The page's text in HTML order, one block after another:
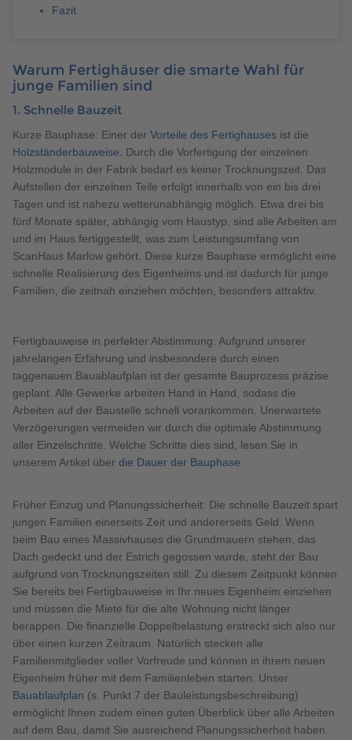
Fazit
Warum Fertighäuser die smarte Wahl für
junge Familien sind
1. Schnelle Bauzeit
Kurze Bauphase: Einer der Vorteile des Fertighauses ist die
Holzständerbauweise . Durch die Vorfertigung der einzelnen
Holzmodule in der Fabrik bedarf es keiner Trocknungszeit. Das
Aufstellen der einzelnen Teile erfolgt innerhalb von ein bis drei
Tagen und ist nahezu wetterunabhängig möglich. Etwa drei bis
fünf Monate später, abhängig vom Haustyp, sind alle Arbeiten am
und im Haus fertiggestellt, was zum Leistungsumfang von
ScanHaus Marlow gehört. Diese kurze Bauphase ermöglicht eine
schnelle Realisierung des Eigenheims und ist dadurch für junge
Familien, die zeitnah einziehen möchten, besonders attraktiv.
Fertigbauweise in perfekter Abstimmung: Aufgrund unserer
jahrelangen Erfahrung und insbesondere durch einen
taggenauen Bauablaufplan ist der gesamte Bauprozess präzise
geplant. Alle Gewerke arbeiten Hand in Hand, sodass die
Arbeiten auf der Baustelle schnell vorankommen. Unerwartete
Verzögerungen vermeiden wir durch die optimale Abstimmung
aller Einzelschritte. Welche Schritte dies sind, lesen Sie in
unserem Artikel über die Dauer der Bauphase
Früher Einzug und Planungssicherheit: Die schnelle Bauzeit spart
jungen Familien einerseits Zeit und andererseits Geld. Wenn
beim Bau eines Massivhauses die Grundmauern stehen, das
Dach gedeckt und der Estrich gegossen wurde, steht der Bau
aufgrund von Trocknungszeiten still. Zu diesem Zeitpunkt können
Sie bereits bei Fertigbauweise in Ihr neues Eigenheim einziehen
und müssen die Miete für die alte Wohnung nicht länger
berappen. Die finanzielle Doppelbelastung erstreckt sich also nur
über einen kurzen Zeitraum. Natürlich stecken alle
Familienmitglieder voller Vorfreude und können in ihrem neuen
Eigenheim früher mit dem Familienleben starten. Unser
Bauablaufplan (s. Punkt 7 der Bauleistungsbeschreibung)
ermöglicht Ihnen zudem einen guten Überblick über alle Arbeiten
auf dem Bau, damit Sie ausreichend Planungssicherheit haben.